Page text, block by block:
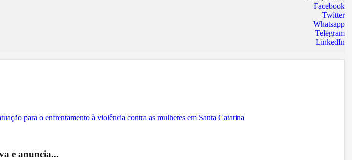
Facebook
Twitter
Whatsapp
Telegram
LinkedIn
e anuncia...